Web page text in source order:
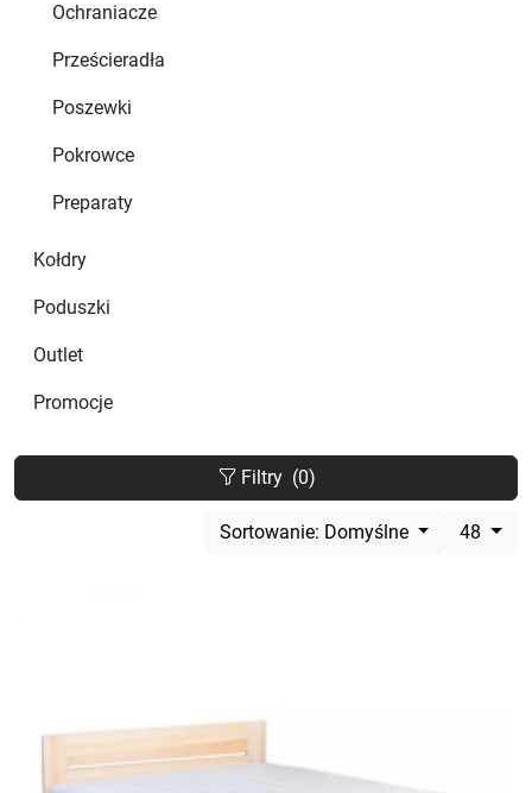
Ochraniacze
Prześcieradła
Poszewki
Pokrowce
Preparaty
Kołdry
Poduszki
Outlet
Promocje
Filtry (0)
Sortowanie: Domyślne 48